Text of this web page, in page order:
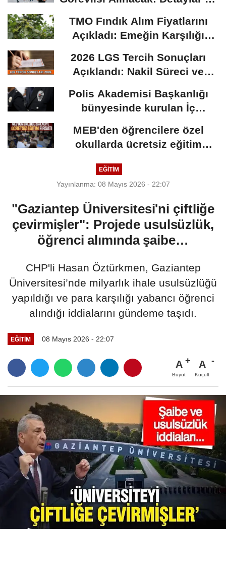
TMO Fındık Alım Fiyatlarını
Açıkladı: Emeğin Karşılığı
2026 LGS Tercih Sonuçları
Açıklandı: Nakil Süreci ve
Polis Akademisi Başkanlığı
bünyesinde kurulan İç
MEB'den öğrencilere özel
okullarda ücretsiz eğitim
EĞİTİM
Yayınlanma: 08 Mayıs 2026 - 22:07
"Gaziantep Üniversitesi'ni çiftliğe
çevirmişler": Projede usulsüzlük,
öğrenci alımında şaibe…
CHP'li Hasan Öztürkmen, Gaziantep
Üniversitesi’nde milyarlık ihale usulsüzlüğü
yapıldığı ve para karşılığı yabancı öğrenci
alındığı iddialarını gündeme taşıdı.
EĞİTİM 08 Mayıs 2026 - 22:07
A
Büyüt
A
Küçült